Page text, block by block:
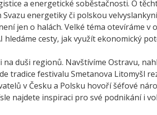
a energetické soběstačnosti. O
energetiky či polskou
jen o halách. Velké téma otevíráme
hledáme cesty, jak využít ekonomický
na duši regionů. Navštívíme Ostravu,
tradice festivalu Smetanova Litomyšl
v Česku a Polsku hovoří šéfové
najdete inspiraci pro své podnikání i